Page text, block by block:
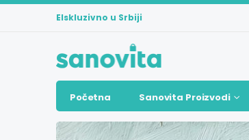
Elskluzivno u Srbiji
Početna Sanovita Proizvodi